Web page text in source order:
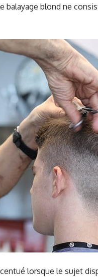
balayage blond ne
lorsque le sujet